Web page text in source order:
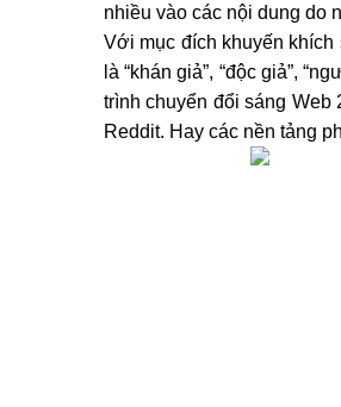
nhiều vào các nội dung do
Với mục đích khuyến
là “khán giả”, “độc giả”,
trình chuyển đổi sáng Web
Reddit. Hay các nền tảng